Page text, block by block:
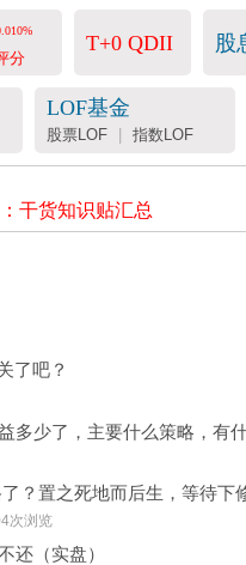
分
T+0 QDII 股
LOF基金
股票LOF | 指数LOF
干货知识贴汇总
了吧？
次浏览
还（实盘）